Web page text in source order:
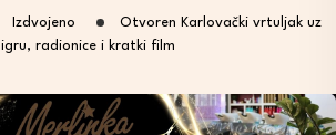
Izdvojeno
Otvoren Karlovački vrtuljak uz
igru, radionice i kratki film